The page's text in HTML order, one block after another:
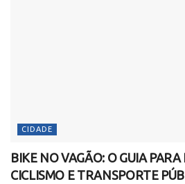
CIDADE
BIKE NO VAGÃO: O GUIA
CICLISMO E TRANSPORTE